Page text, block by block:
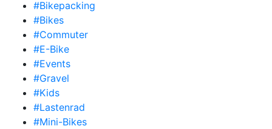
#Bikepacking
#Bikes
#Commuter
#E-Bike
#Events
#Gravel
#Kids
#Lastenrad
#Mini-Bikes